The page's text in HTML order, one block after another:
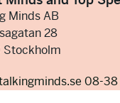
Minds AB
28
Stockholm
08-38